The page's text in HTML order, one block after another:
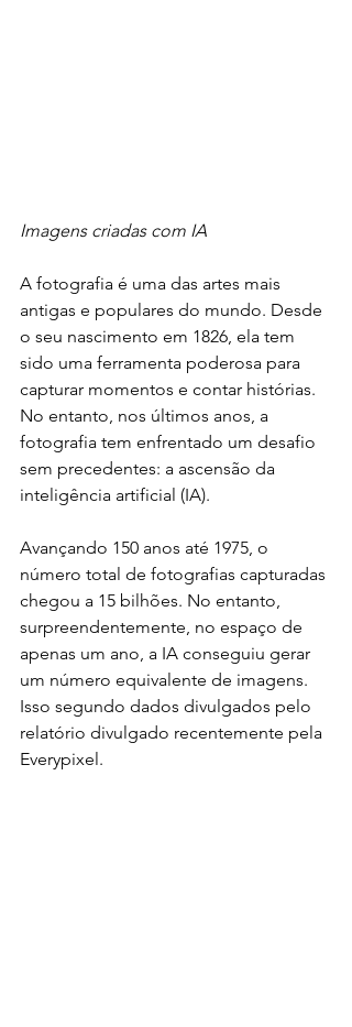
Imagens criadas com IA
A fotografia é uma das artes mais
antigas e populares do mundo. Desde
o seu nascimento em 1826, ela tem
sido uma ferramenta poderosa para
capturar momentos e contar histórias.
No entanto, nos últimos anos, a
fotografia tem enfrentado um desafio
sem precedentes: a ascensão da
inteligência artificial (IA).
Avançando 150 anos até 1975, o
número total de fotografias capturadas
chegou a 15 bilhões. No entanto,
surpreendentemente, no espaço de
apenas um ano, a IA conseguiu gerar
um número equivalente de imagens.
Isso segundo dados divulgados pelo
relatório divulgado recentemente pela
Everypixel.